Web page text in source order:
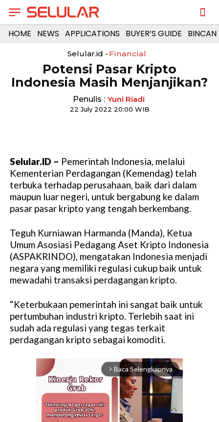
HOME NEWS APPLICATIONS BUYER’S GUIDE
Selular.id - Financial
Potensi Pasar Kripto
Indonesia Masih Menjanjikan?
Penulis : Yuni Riadi
22 July 2022 20:00 WIB
Selular.ID – Pemerintah Indonesia, melalui
Kementerian Perdagangan (Kemendag) telah
terbuka terhadap perusahaan, baik dari dalam
maupun luar negeri, untuk bergabung ke dalam
pasar pasar kripto yang tengah berkembang.
Teguh Kurniawan Harmanda (Manda), Ketua
Umum Asosiasi Pedagang Aset Kripto Indonesia
(ASPAKRINDO), mengatakan Indonesia menjadi
negara yang memiliki regulasi cukup baik untuk
mewadahi transaksi perdagangan kripto.
“Keterbukaan pemerintah ini sangat baik untuk
pertumbuhan industri kripto. Terlebih saat ini
sudah ada regulasi yang tegas terkait
perdagangan kripto sebagai komoditi.
arrow_forward_ios Baca Selengkapnya